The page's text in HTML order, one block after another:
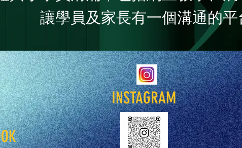
讓學員及家長有一個溝通的平
INSTAGRAM